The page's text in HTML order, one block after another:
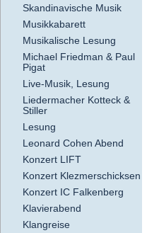
Skandinavische Musik
Musikkabarett
Musikalische Lesung
Michael Friedman & Paul
Pigat
Live-Musik, Lesung
Liedermacher Kotteck &
Stiller
Lesung
Leonard Cohen Abend
Konzert LIFT
Konzert Klezmerschicksen
Konzert IC Falkenberg
Klavierabend
Klangreise